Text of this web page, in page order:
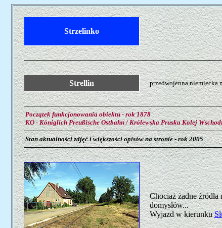
Strzelinko
Strellin przedwojenna niemiecka
Początek funkcjonowania obiektu - rok 1878
KO - Königlich Preußische Ostbahn / Królewska Pruska Kolej
Stan aktualności zdjęć i większości opisów na stronie - rok 2005
Chociaż żadne
domysłów...
Wyjazd w kierunku